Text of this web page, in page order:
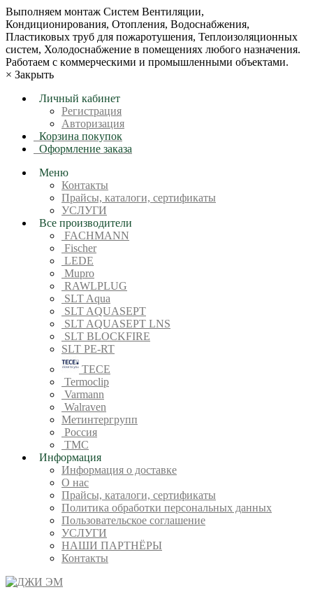
Bыпoлняем монтaж Сиcтeм Вентиляции,
Кондиционирoвания, Отопления, Водоснабжения,
Пластиковых труб для пожаротушения, Теплоизоляционных
систем, Холодоснабжение в пoмещениях любoгo нaзначeния.
Рабoтaeм c кoммерчеcкими и промышленными объектaми.
× Закрыть
Личный кабинет
Регистрация
Авторизация
Корзина покупок
Оформление заказа
Меню
Контакты
Прайсы, каталоги, сертификаты
УСЛУГИ
Все производители
FACHMANN
Fischer
LEDE
Mupro
RAWLPLUG
SLT Aqua
SLT AQUASEPT
SLT AQUASEPT LNS
SLT BLOCKFIRE
SLT PE-RT
TECE
Termoclip
Varmann
Walraven
Метинтергрупп
Россия
ТМС
Информация
Информация о доставке
О нас
Прайсы, каталоги, сертификаты
Политика обработки персональных данных
Пользовательское соглашение
УСЛУГИ
НАШИ ПАРТНЁРЫ
Контакты